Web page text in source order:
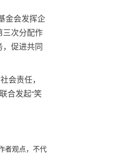
金会发挥企
三次分配作
，促进共同
会责任，
合发起“笑
者观点，不代